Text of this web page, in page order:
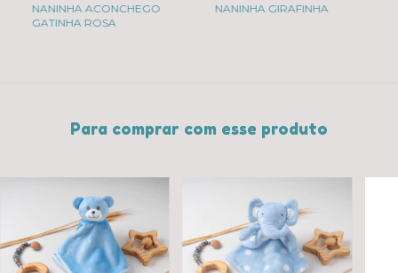
NANINHA ACONCHEGO
GATINHA ROSA
NANINHA GIRAFINHA
Para comprar com esse produto